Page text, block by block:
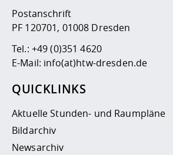
Postanschrift
PF 120701, 01008 Dresden
Tel.: +49 (0)351 4620
E-Mail: info(at)htw-dresden.de
QUICKLINKS
Aktuelle Stunden- und Raumpläne
Bildarchiv
Newsarchiv